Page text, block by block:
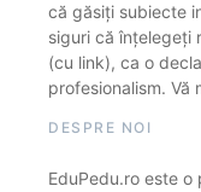
că găsiți subiecte
siguri că înțelegeți
(cu link), ca o
profesionalism. Vă
DESPRE NOI
EduPedu.ro este